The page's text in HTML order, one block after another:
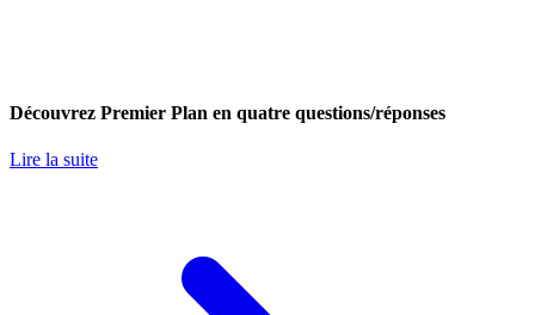
Découvrez Premier Plan en quatre questions/réponses
Lire la suite